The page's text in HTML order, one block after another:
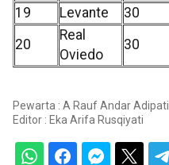
19
Levante 30
20
Real
Oviedo
30
Pewarta : A Rauf Andar Adipati
Editor : Eka Arifa Rusqiyati